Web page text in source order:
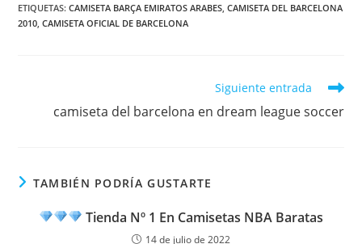
ETIQUETAS:CAMISETA BARÇA EMIRATOS ARABES CAMISETA DEL BARCELONA
2010 CAMISETA OFICIAL DE BARCELONA
artículos
Siguiente entrada
camiseta del barcelona en dream league soccer
TAMBIÉN PODRÍA GUSTARTE
Tienda Nº 1 En Camisetas NBA Baratas
14 de julio de 2022